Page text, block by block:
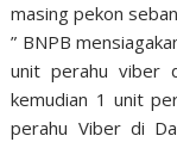
masing pekon
” BNPB
unit perahu viber
kemudian 1 unit
perahu Viber di